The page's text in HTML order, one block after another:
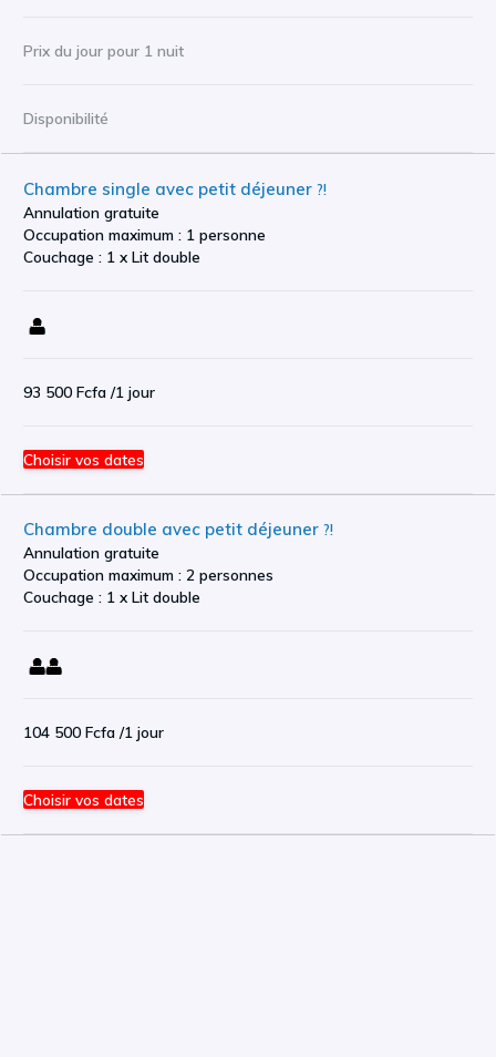
Prix du jour pour 1 nuit
Disponibilité
Chambre single avec petit déjeuner ?!
Annulation gratuite
Occupation maximum : 1 personne
Couchage : 1 x Lit double
93 500 Fcfa /1 jour
Choisir vos dates
Chambre double avec petit déjeuner ?!
Annulation gratuite
Occupation maximum : 2 personnes
Couchage : 1 x Lit double
104 500 Fcfa /1 jour
Choisir vos dates